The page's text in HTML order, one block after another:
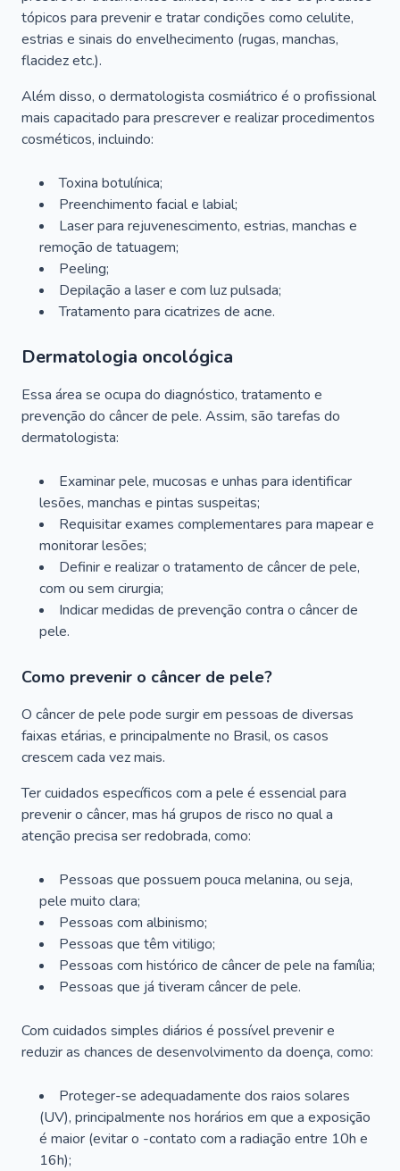
tópicos para prevenir e tratar condições como celulite,
estrias e sinais do envelhecimento (rugas, manchas,
flacidez etc.).
Além disso, o dermatologista cosmiátrico é o profissional
mais capacitado para prescrever e realizar procedimentos
cosméticos, incluindo:
Toxina botulínica;
Preenchimento facial e labial;
Laser para rejuvenescimento, estrias, manchas e
remoção de tatuagem;
Peeling;
Depilação a laser e com luz pulsada;
Tratamento para cicatrizes de acne.
Dermatologia oncológica
Essa área se ocupa do diagnóstico, tratamento e
prevenção do câncer de pele. Assim, são tarefas do
dermatologista:
Examinar pele, mucosas e unhas para identificar
lesões, manchas e pintas suspeitas;
Requisitar exames complementares para mapear e
monitorar lesões;
Definir e realizar o tratamento de câncer de pele,
com ou sem cirurgia;
Indicar medidas de prevenção contra o câncer de
pele.
Como prevenir o câncer de pele?
O câncer de pele pode surgir em pessoas de diversas
faixas etárias, e principalmente no Brasil, os casos
crescem cada vez mais.
Ter cuidados específicos com a pele é essencial para
prevenir o câncer, mas há grupos de risco no qual a
atenção precisa ser redobrada, como:
Pessoas que possuem pouca melanina, ou seja,
pele muito clara;
Pessoas com albinismo;
Pessoas que têm vitiligo;
Pessoas com histórico de câncer de pele na família;
Pessoas que já tiveram câncer de pele.
Com cuidados simples diários é possível prevenir e
reduzir as chances de desenvolvimento da doença, como:
Proteger-se adequadamente dos raios solares
(UV), principalmente nos horários em que a exposição
é maior (evitar o -contato com a radiação entre 10h e
16h);